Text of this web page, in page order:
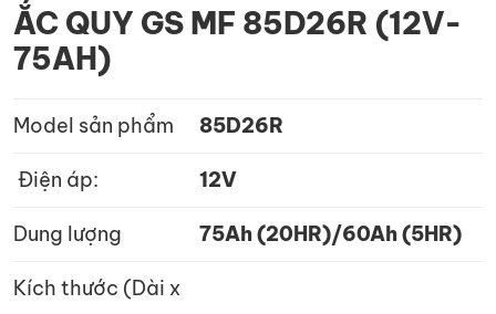
ẮC QUY GS MF 85D26R (12V-
75AH)
Model sản phẩm 85D26R
Điện áp: 12V
Dung lượng 75Ah (20HR)/60Ah (5HR)
Kích thước (Dài x